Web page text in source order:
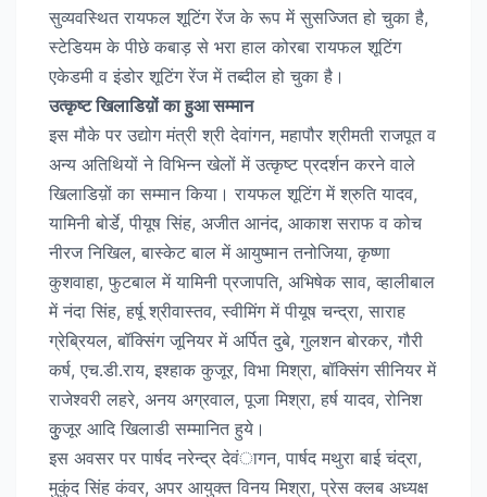
सुव्यवस्थित रायफल शूटिंग रेंज के रूप में सुसज्जित हो चुका है,
स्टेडियम के पीछे कबाड़ से भरा हाल कोरबा रायफल शूटिंग
एकेडमी व इंडोर शूटिंग रेंज में तब्दील हो चुका है।
उत्कृष्ट खिलाडिय़ों का हुआ सम्मान
इस मौके पर उद्योग मंत्री श्री देवांगन, महापौर श्रीमती राजपूत व
अन्य अतिथियों ने विभिन्न खेलों में उत्कृष्ट प्रदर्शन करने वाले
खिलाडिय़ों का सम्मान किया। रायफल शूटिंग में श्रुति यादव,
यामिनी बोर्डे, पीयूष सिंह, अजीत आनंद, आकाश सराफ व कोच
नीरज निखिल, बास्केट बाल में आयुष्मान तनोजिया, कृष्णा
कुशवाहा, फुटबाल में यामिनी प्रजापति, अभिषेक साव, व्हालीबाल
में नंदा सिंह, हर्षू श्रीवास्तव, स्वीमिंग में पीयूष चन्द्रा, साराह
ग्रेब्रियल, बॉक्सिंग जूनियर में अर्पित दुबे, गुलशन बोरकर, गौरी
कर्ष, एच.डी.राय, इश्हाक कुजूर, विभा मिश्रा, बॉक्सिंग सीनियर में
राजेश्वरी लहरे, अनय अग्रवाल, पूजा मिश्रा, हर्ष यादव, रोनिश
कुुजूर आदि खिलाडी सम्मानित हुये।
इस अवसर पर पार्षद नरेन्द्र देवंागन, पार्षद मथुरा बाई चंद्रा,
मुकुंद सिंह कंवर, अपर आयुक्त विनय मिश्रा, प्रेस क्लब अध्यक्ष